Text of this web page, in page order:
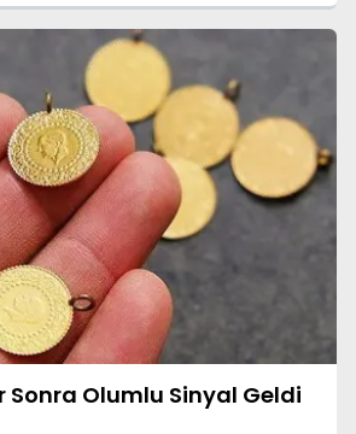
Sonra Olumlu Sinyal Geldi